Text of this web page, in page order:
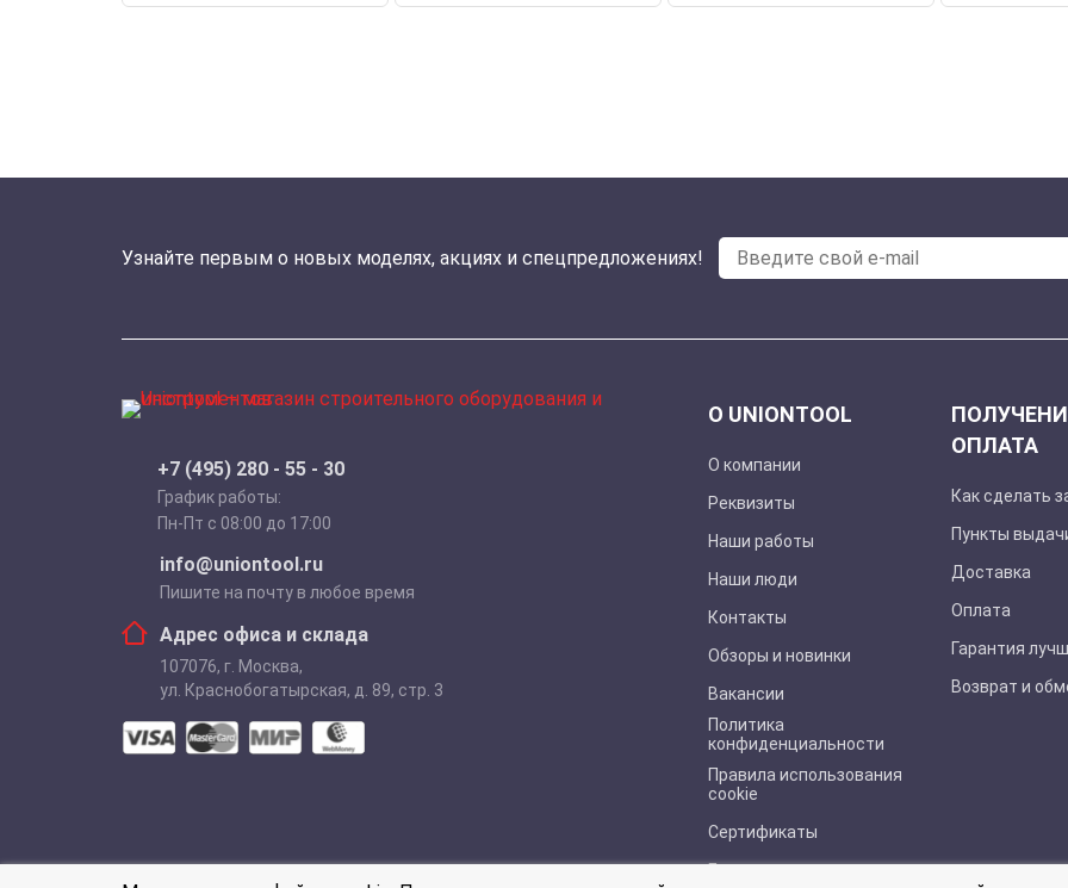
Узнайте первым о новых моделях, акциях и спецпредложениях!
+7 (495) 280 - 55 - 30
График работы:
Пн-Пт с 08:00 до 17:00
info@uniontool.ru
Пишите на почту в любое время
Адрес офиса и склада
107076, г. Москва,
ул. Краснобогатырская, д. 89, стр. 3
О UNIONTOOL
О компании
Реквизиты
Наши работы
Наши люди
Контакты
Обзоры и новинки
Вакансии
Политика
конфиденциальности
Правила использования
cookie
Сертификаты
Буклеты
ОПЛАТА
Как сделать
Пункты
Доставка
Оплата
Гарантия
Возврат и